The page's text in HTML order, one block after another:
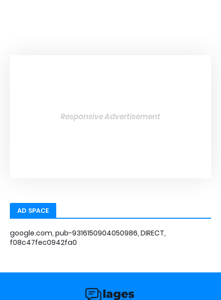
Responsive Advertisement
AD SPACE
google.com, pub-9316150904050986, DIRECT,
f08c47fec0942fa0